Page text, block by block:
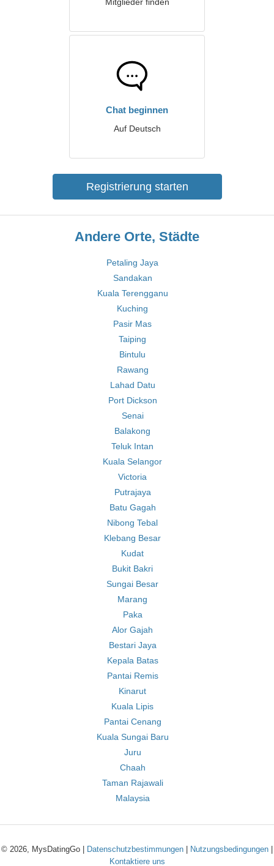
Chat beginnen
Auf Deutsch
Registrierung starten
Andere Orte, Städte
Petaling Jaya
Sandakan
Kuala Terengganu
Kuching
Pasir Mas
Taiping
Bintulu
Rawang
Lahad Datu
Port Dickson
Senai
Balakong
Teluk Intan
Kuala Selangor
Victoria
Putrajaya
Batu Gagah
Nibong Tebal
Klebang Besar
Kudat
Bukit Bakri
Sungai Besar
Marang
Paka
Alor Gajah
Bestari Jaya
Kepala Batas
Pantai Remis
Kinarut
Kuala Lipis
Pantai Cenang
Kuala Sungai Baru
Juru
Chaah
Taman Rajawali
Malaysia
© 2026, MysDatingGo | Datenschutzbestimmungen Nutzungsbedingungen
Kontaktiere uns